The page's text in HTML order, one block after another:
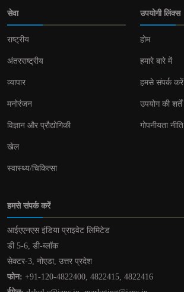
सेवा
राष्ट्रीय
अंतरराष्ट्रीय
व्यापार
मनोरंजन
विज्ञान और प्रौद्योगिकी
खेल
स्वास्थ्य/चिकित्सा
उपयोगी लिंक्स
होम
हमारे बारे में
हमसे संपर्क करें
उपयोग की शर्तें
गोपनीयता नीति
हमसे संपर्क करें
आईएएनएस इंडिया प्राइवेट लिमिटेड
डी 5-6, डी-ब्लॉक
सेक्टर-3, नोएडा, उत्तर प्रदेश
फोन: +91-120-4822400, 4822415, 4822416